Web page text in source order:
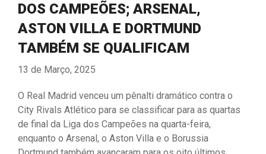
DOS CAMPEÕES; ARSENAL,
ASTON VILLA E DORTMUND
TAMBÉM SE QUALIFICAM
13 de Março, 2025
O Real Madrid venceu um pênalti dramático contra o
City Rivals Atlético para se classificar para as quartas
de final da Liga dos Campeões na quarta-feira,
enquanto o Arsenal, o Aston Villa e o Borussia